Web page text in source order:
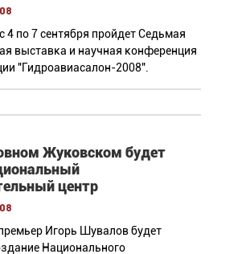
4 по 7 сентября пройдет Седьмая
выставка и научная конференция
"Гидроавиасалон-2008".
Жуковском будет
центр
Игорь Шувалов будет
Национального